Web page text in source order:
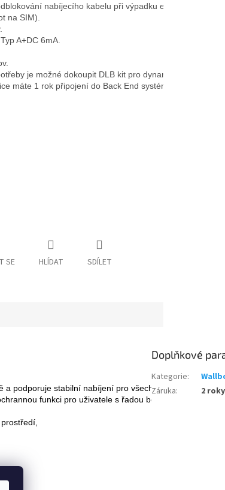
nabíjecího kabelu při výpadku elektrické sítě.
na SIM).
A+DC 6mA.
je možné dokoupit DLB kit pro dynamické řízení
máte 1 rok připojení do Back End systému EVMAPA
SE HLÍDAT SDÍLET
podporuje stabilní nabíjení pro všechna elektrická
funkci pro uživatele s řadou bezpečnostních
Doplňkové
Kategorie:
Záruka: 2 roky